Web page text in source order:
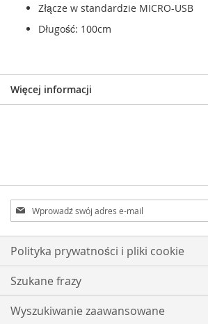
Złącze w standardzie MICRO-USB
Długość: 100cm
Więcej informacji
Subskrybuj
nasz
newsletter:
Polityka prywatności i pliki cookie
Szukane frazy
Wyszukiwanie zaawansowane